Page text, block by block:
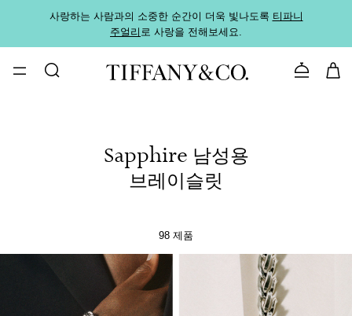
사랑하는 사람과의 소중한 순간이 더욱 빛나도록 티파니
주얼리로 사랑을 전해보세요.
문의하기
Sapphire 남성용
브레이슬릿
98 제품